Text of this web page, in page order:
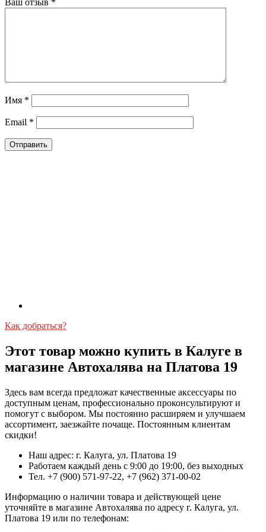
Ваш отзыв *
Имя *
Email *
Как добраться?
Этот товар можно купить в Калуге в
магазине Автохалява на Платова 19
Здесь вам всегда предложат качественные аксессуары по
доступным ценам, профессионально проконсультируют и
помогут с выбором. Мы постоянно расширяем и улучшаем
ассортимент, заезжайте почаще. Постоянным клиентам
скидки!
Наш адрес: г. Калуга, ул. Платова 19
Работаем каждый день с 9:00 до 19:00, без выходных
Тел. +7 (900) 571-97-22, +7 (962) 371-00-02
Информацию о наличии товара и действующей цене
уточняйте в магазине Автохалява по адресу г. Калуга, ул.
Платова 19 или по телефонам: